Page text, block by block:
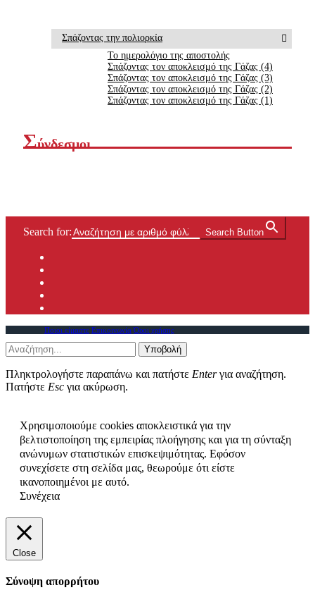
Σπάζοντας την πολιορκία
Το ημερολόγιο της αποστολής
Σπάζοντας τον αποκλεισμό της Γάζας (4)
Σπάζοντας τον αποκλεισμό της Γάζας (3)
Σπάζοντας τον αποκλεισμό της Γάζας (2)
Σπάζοντας τον αποκλεισμό της Γάζας (1)
Σύνδεσμοι
Search for: Search Button
Ποιοι είμαστε Επικοινωνία Όροι χρήσης
Υποβολή
Πληκτρολογήστε παραπάνω και πατήστε Enterγια αναζήτηση.
Πατήστε Esc για ακύρωση.
Χρησιμοποιούμε cookies αποκλειστικά για την
βελτιστοποίηση της εμπειρίας πλοήγησης και για τη σύνταξη
ανώνυμων στατιστικών επισκεψιμότητας. Εφόσον
συνεχίσετε στη σελίδα μας, θεωρούμε ότι είστε
ικανοποιημένοι με αυτό.
Συνέχεια
Close
Σύνοψη απορρήτου